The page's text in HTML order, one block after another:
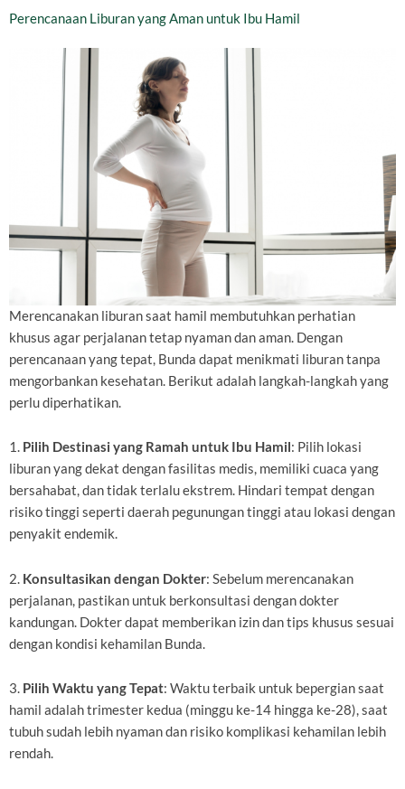
Perencanaan Liburan yang Aman untuk Ibu Hamil
Merencanakan liburan saat hamil membutuhkan perhatian
khusus agar perjalanan tetap nyaman dan aman. Dengan
perencanaan yang tepat, Bunda dapat menikmati liburan tanpa
mengorbankan kesehatan. Berikut adalah langkah-langkah yang
perlu diperhatikan.
1. Pilih Destinasi yang Ramah untuk Ibu Hamil: Pilih lokasi
liburan yang dekat dengan fasilitas medis, memiliki cuaca yang
bersahabat, dan tidak terlalu ekstrem. Hindari tempat dengan
risiko tinggi seperti daerah pegunungan tinggi atau lokasi dengan
penyakit endemik.
2. Konsultasikan dengan Dokter: Sebelum merencanakan
perjalanan, pastikan untuk berkonsultasi dengan dokter
kandungan. Dokter dapat memberikan izin dan tips khusus sesuai
dengan kondisi kehamilan Bunda.
3. Pilih Waktu yang Tepat: Waktu terbaik untuk bepergian saat
hamil adalah trimester kedua (minggu ke-14 hingga ke-28), saat
tubuh sudah lebih nyaman dan risiko komplikasi kehamilan lebih
rendah.